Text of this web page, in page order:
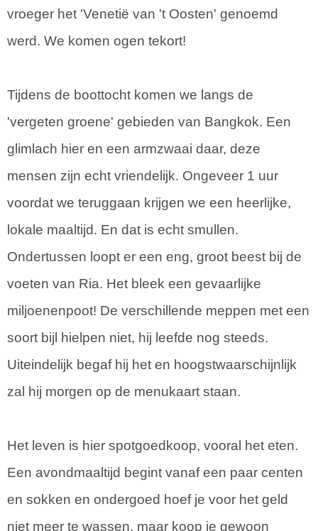
vroeger het 'Venetië van 't Oosten' genoemd
werd. We komen ogen tekort!
Tijdens de boottocht komen we langs de
'vergeten groene' gebieden van Bangkok. Een
glimlach hier en een armzwaai daar, deze
mensen zijn echt vriendelijk. Ongeveer 1 uur
voordat we teruggaan krijgen we een heerlijke,
lokale maaltijd. En dat is echt smullen.
Ondertussen loopt er een eng, groot beest bij de
voeten van Ria. Het bleek een gevaarlijke
miljoenenpoot! De verschillende meppen met een
soort bijl hielpen niet, hij leefde nog steeds.
Uiteindelijk begaf hij het en hoogstwaarschijnlijk
zal hij morgen op de menukaart staan.
Het leven is hier spotgoedkoop, vooral het eten.
Een avondmaaltijd begint vanaf een paar centen
en sokken en ondergoed hoef je voor het geld
niet meer te wassen, maar koop je gewoon